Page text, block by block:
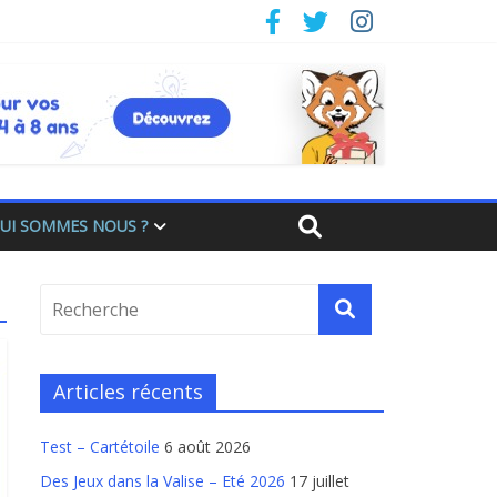
SOMMES NOUS ?
Articles récents
Test – Cartétoile 6 août 2026
Des Jeux dans la Valise – Eté 2026 17 juillet